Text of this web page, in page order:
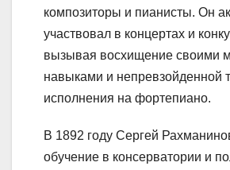
композиторы и пианисты. Он
участвовал в концертах и
вызывая восхищение своими
навыками и непревзойденной
исполнения на фортепиано.
В 1892 году Сергей
обучение в консерватории и